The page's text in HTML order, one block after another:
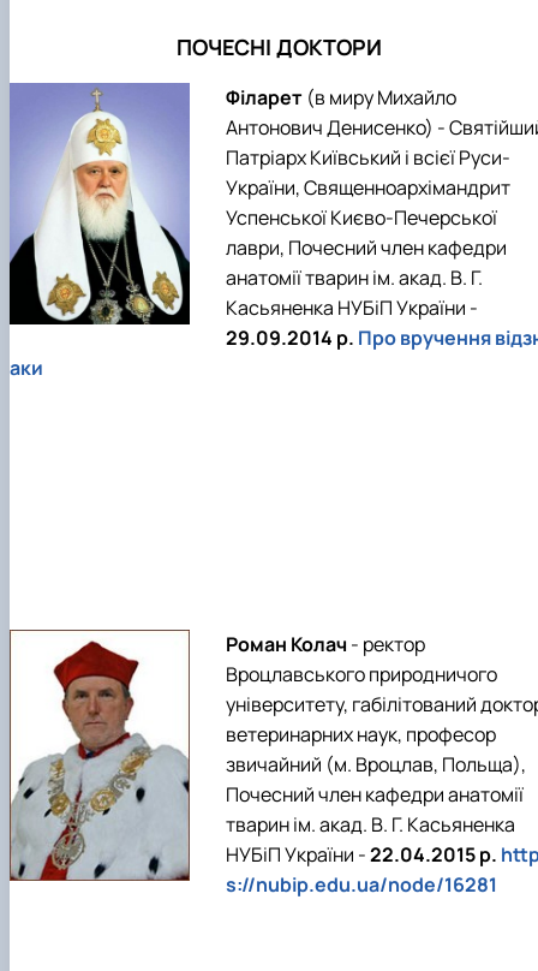
Вступ 2021 рік
Вступ 2020 рік
Вступ 2019 рік
Вступ 2018 рік
ПОЧЕСНІ ДОКТОРИ
Філарет (в миру Михайло
Антонович Денисенко) -
Патріарх Київський і всієї Руси-
України, Священноархімандрит
Успенської Києво-Печерської
лаври, Почесний член кафедри
анатомії тварин ім. акад. В. Г.
Касьяненка НУБіП України -
29.09.2014 р. Про вручення
аки
Роман Колач- ректор
Вроцлавського природничого
університету, габілітований
ветеринарних наук, професор
звичайний (м. Вроцлав, Польща),
Почесний член кафедри анатомії
тварин ім. акад. В. Г. Касьяненка
НУБіП України -22.04.2015 р.
s://nubip.edu.ua/node/16281